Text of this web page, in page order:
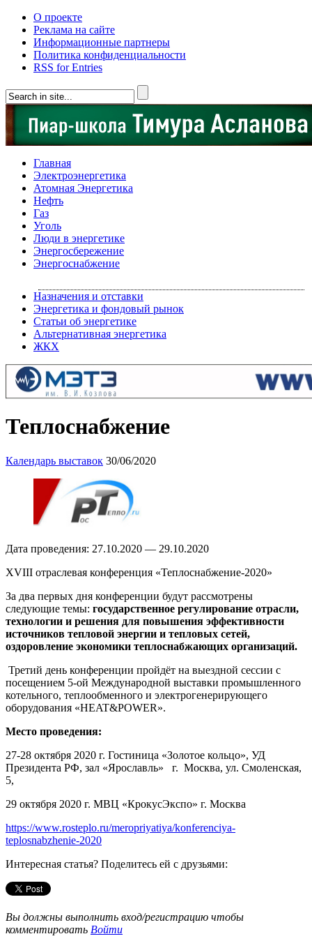
О проекте
Реклама на сайте
Информационные партнеры
Политика конфиденциальности
RSS for Entries
Главная
Электроэнергетика
Атомная Энергетика
Нефть
Газ
Уголь
Люди в энергетике
Энергосбережение
Энергоснабжение
Назначения и отставки
Энергетика и фондовый рынок
Статьи об энергетике
Альтернативная энергетика
ЖКХ
Теплоснабжение
Календарь выставок 30/06/2020
Дата проведения: 27.10.2020 — 29.10.2020
XVIII отраслевая конференция «Теплоснабжение-2020»
За два первых дня конференции будут рассмотрены
следующие темы: государственное регулирование отрасли,
технологии и решения для повышения эффективности
источников тепловой энергии и тепловых сетей,
оздоровление экономики теплоснабжающих организаций.
Третий день конференции пройдёт на выездной сессии с
посещением 5-ой Международной выставки промышленного
котельного, теплообменного и электрогенерирующего
оборудования «HEAT&POWER».
Место проведения:
27-28 октября 2020 г. Гостиница «Золотое кольцо», УД
Президента РФ, зал «Ярославль» г. Москва, ул. Смоленская,
5,
29 октября 2020 г. МВЦ «КрокусЭкспо» г. Москва
https://www.rosteplo.ru/meropriyatiya/konferenciya-
teplosnabzhenie-2020
Интересная статья? Поделитесь ей с друзьями:
Вы должны выполнить вход/регистрацию чтобы
комментировать Войти